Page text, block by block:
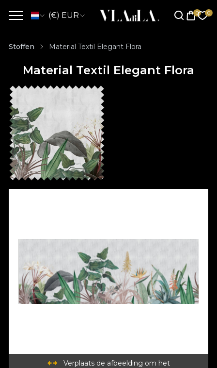
(€) EUR
Stoffen Material Textil Elegant Flora
Material Textil Elegant Flora
Verplaats de afbeelding om het